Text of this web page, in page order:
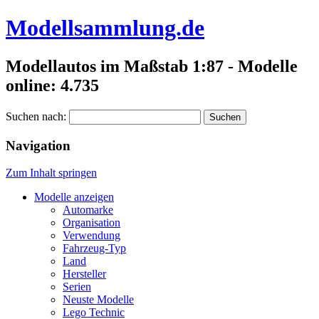
Modellsammlung.de
Modellautos im Maßstab 1:87 - Modelle
online: 4.735
Suchen nach:
Navigation
Zum Inhalt springen
Modelle anzeigen
Automarke
Organisation
Verwendung
Fahrzeug-Typ
Land
Hersteller
Serien
Neuste Modelle
Lego Technic